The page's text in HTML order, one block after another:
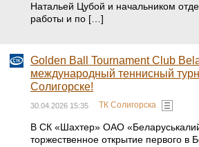
Натальей Цубой и начальником
работы и по […]
Golden Ball Tournament Club
международный теннисный
Солигорске!
30.04.2026 15:35 ТК Солигорска
В СК «Шахтер» ОАО
торжественное открытие первого в